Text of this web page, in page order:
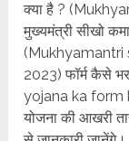
क्या है ?
मुख्यमंत्री सीखो
(Mukhyamantri
2023) फॉर्म कैसे
yojana ka form
योजना की आखरी